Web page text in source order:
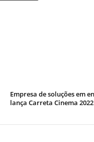
Empresa de soluções em
lança Carreta Cinema 2022